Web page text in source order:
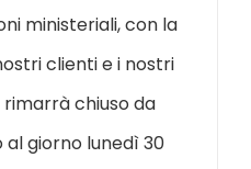
ministeriali, con la
clienti e i nostri
chiuso da
al giorno lunedì 30